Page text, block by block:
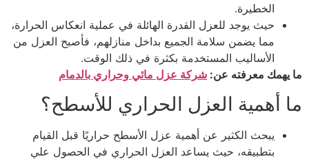
الخطيرة.
حيث يوجد للعزل القدرة الهائلة في عملية انعكاس الحرارة،
مما يضمن سلامة الجميع بداخل منازلهم، فأصبح العزل من
الأساليب المستخدمة بكثرة في ذلك الوقت.
ما يهمك معرفته عن: شركة عزل مائي وحراري بالدمام
ما أهمية العزل الحراري للأسطح؟
يبحث الكثير عن أهمية عزل الأسطح حراريًا قبل القيام
بتطبيقه، حيث يساعد العزل الحراري في الحصول علي